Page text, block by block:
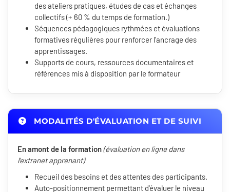
des ateliers pratiques, études de cas et échanges
collectifs (+ 60 % du temps de formation.)
Séquences pédagogiques rythmées et évaluations
formatives régulières pour renforcer l'ancrage des
apprentissages.
Supports de cours, ressources documentaires et
références mis à disposition par le formateur
MODALITÉS D'ÉVALUATION ET DE SUIVI
En amont de la formation(évaluation en ligne dans
l'extranet apprenant)
Recueil des besoins et des attentes des participants.
Auto-positionnement permettant d'évaluer le niveau